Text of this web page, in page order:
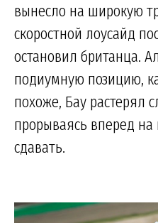
вынесло на широкую
скоростной лоусайд
остановил британца.
подиумную позицию,
похоже, Бау растерял
прорываясь вперед на
сдавать.